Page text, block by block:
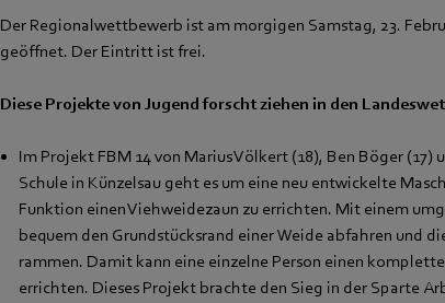
Der Regionalwettbewerb ist am morgigen Samstag, 23.
geöffnet. Der Eintritt ist frei.
Diese Projekte von Jugend forscht ziehen in den
Im Projekt FBM 14 von Marius Völkert (18), Ben Böger
Schule in Künzelsau geht es um eine neu entwickelte
Funktion einen Viehweidezaun zu errichten. Mit einem
bequem den Grundstücksrand einer Weide abfahren und
rammen. Damit kann eine einzelne Person einen
errichten. Dieses Projekt brachte den Sieg in der Sparte